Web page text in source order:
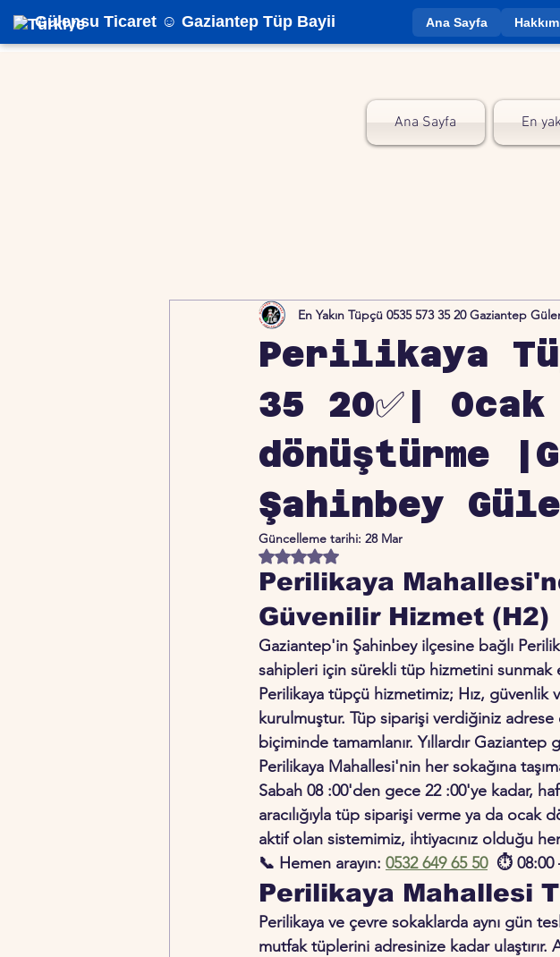
Gülensu Ticaret ☺️ Gaziantep Tüp Bayii Ana Sayfa
Ana Sayfa En
Perilikaya
35 20✅|
dönüştürme
Şahinbey
En Yakın Tüpçü 0535 573 35 20 Gaziantep
Güncelleme tarihi: 28 Mar
5 üzerinden NaN yıldız
Perilikaya
Güvenilir Hizmet (H2)
Gaziantep'in Şahinbey ilçesine bağlı
sahipleri için sürekli tüp hizmetini
Perilikaya tüpçü hizmetimiz; Hız, güvenlik
kurulmuştur. Tüp siparişi verdiğiniz
biçiminde tamamlanır. Yıllardır
Perilikaya Mahallesi'nin her sokağına
Sabah 08 :00'den gece 22 :00'ye kadar,
aracılığıyla tüp siparişi verme ya da
aktif olan sistemimiz, ihtiyacınız olduğu
📞 Hemen arayın: 0532 649 65 50 ⏱ 08:00
Perilikaya Mahallesi
Perilikaya ve çevre sokaklarda aynı gün
mutfak tüplerini adresinize kadar